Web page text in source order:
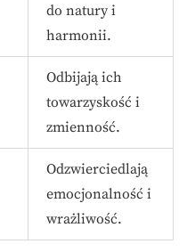
do natury i
harmonii.
Odbijają ich
towarzyskość i
zmienność.
Odzwierciedlają
emocjonalność i
wrażliwość.